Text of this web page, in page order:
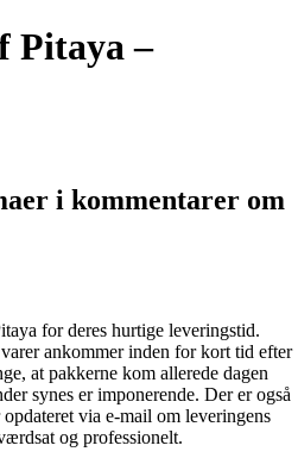
Pitaya –
i kommentarer om
for deres hurtige leveringstid.
ankommer inden for kort tid efter
at pakkerne kom allerede dagen
synes er imponerende. Der er også
via e-mail om leveringens
og professionelt.